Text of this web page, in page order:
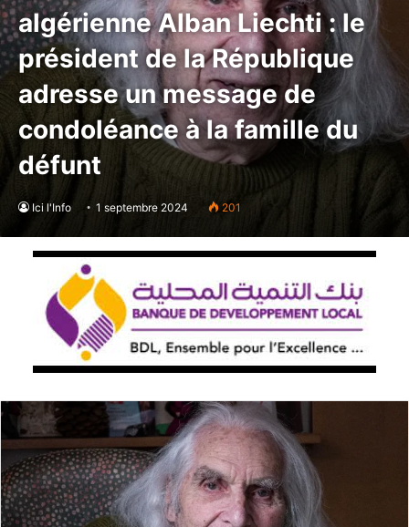
algérienne Alban Liechti : le
président de la République
adresse un message de
condoléance à la famille du
défunt
Ici l'Info 1 septembre 2024 201